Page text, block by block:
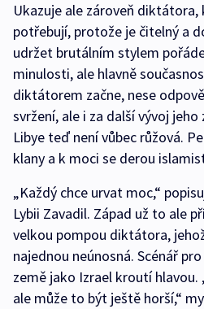
Ukazuje ale zároveň diktátora,
potřebují, protože je čitelný a
udržet brutálním stylem
minulosti, ale hlavně
diktátorem začne, nese
svržení, ale i za další vývoj
Libye teď není vůbec růžová.
klany a k moci se derou
„Každý chce urvat moc,“
Lybii Zavadil. Západ už to ale
velkou pompou diktátora,
najednou neúnosná. Scénář
země jako Izrael kroutí hlavou.
ale může to být ještě horší,“